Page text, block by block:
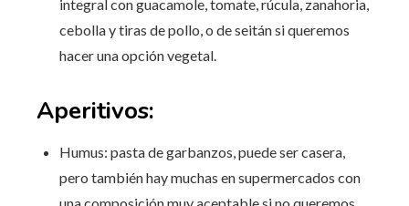
integral con guacamole, tomate, rúcula, zanahoria,
cebolla y tiras de pollo, o de seitán si queremos
hacer una opción vegetal.
Aperitivos:
Humus: pasta de garbanzos, puede ser casera,
pero también hay muchas en supermercados con